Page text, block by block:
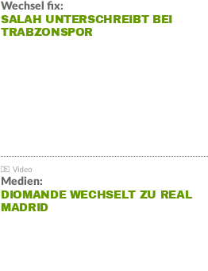
Wechsel fix:
SALAH UNTERSCHREIBT BEI
TRABZONSPOR
Medien:
DIOMANDE WECHSELT ZU REAL
MADRID